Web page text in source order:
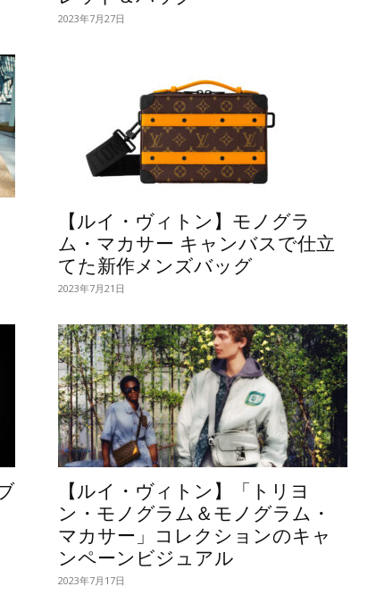
2023年7月27日
【ルイ・ヴィトン】モノグラ
ム・マカサー キャンバスで仕立
てた新作メンズバッグ
2023年7月21日
【ルイ・ヴィトン】「トリヨ
ン・モノグラム＆モノグラム・
マカサー」コレクションのキャ
ンペーンビジュアル
2023年7月17日